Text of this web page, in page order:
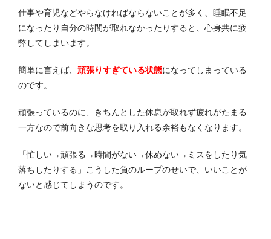
仕事や育児などやらなければならないことが多く、睡眠不足
になったり自分の時間が取れなかったりすると、心身共に疲
弊してしまいます。
簡単に言えば、 頑張りすぎている状態になってしまっている
のです。
頑張っているのに、きちんとした休息が取れず疲れがたまる
一方なので前向きな思考を取り入れる余裕もなくなります。
「忙しい→頑張る→時間がない→休めない→ミスをしたり気
落ちしたりする」こうした負のループのせいで、いいことが
ないと感じてしまうのです。